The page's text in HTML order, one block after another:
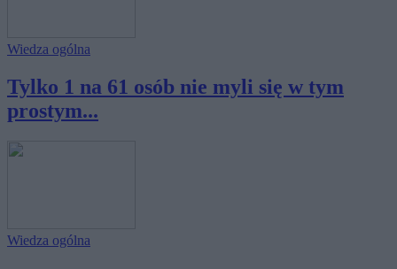
Wiedza ogólna
Tylko 1 na 61 osób nie myli się w tym
prostym...
Wiedza ogólna